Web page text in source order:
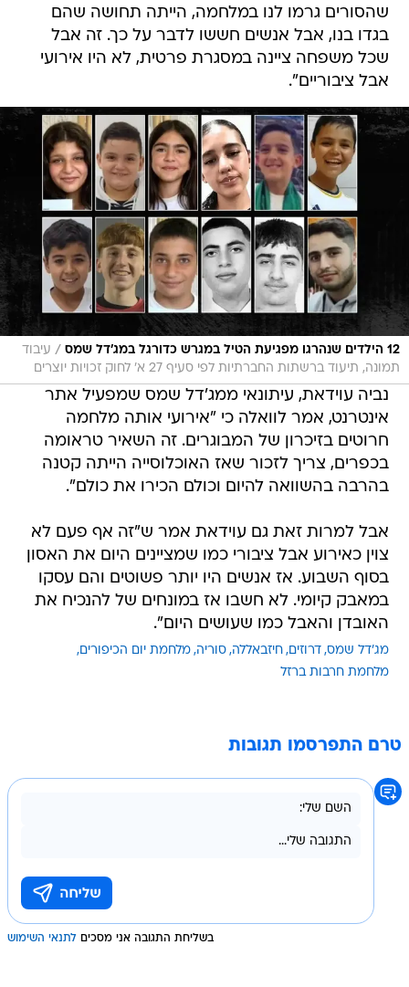
שהסורים גרמו לנו במלחמה, הייתה תחושה שהם
בגדו בנו, אבל אנשים חששו לדבר על כך. זה אבל
שכל משפחה ציינה במסגרת פרטית, לא היו אירועי
אבל ציבוריים".
12 הילדים שנהרגו מפגיעת הטיל במגרש כדורגל במג'דל שמס / עיבוד
תמונה, תיעוד ברשתות החברתיות לפי סעיף 27 א' לחוק זכויות יוצרים
נביה עוידאת, עיתונאי ממג'דל שמס שמפעיל אתר
אינטרנט, אמר לוואלה כי "אירועי אותה מלחמה
חרוטים בזיכרון של המבוגרים. זה השאיר טראומה
בכפרים, צריך לזכור שאז האוכלוסייה הייתה קטנה
בהרבה בהשוואה להיום וכולם הכירו את כולם".
אבל למרות זאת גם עוידאת אמר ש"זה אף פעם לא
צוין כאירוע אבל ציבורי כמו שמציינים היום את האסון
בסוף השבוע. אז אנשים היו יותר פשוטים והם עסקו
במאבק קיומי. לא חשבו אז במונחים של להנכיח את
האובדן והאבל כמו שעושים היום".
מג'דל שמס דרוזים חיזבאללה סוריה מלחמת יום הכיפורים
מלחמת חרבות ברזל
טרם התפרסמו תגובות
בשליחת התגובה אני מסכים לתנאי השימוש